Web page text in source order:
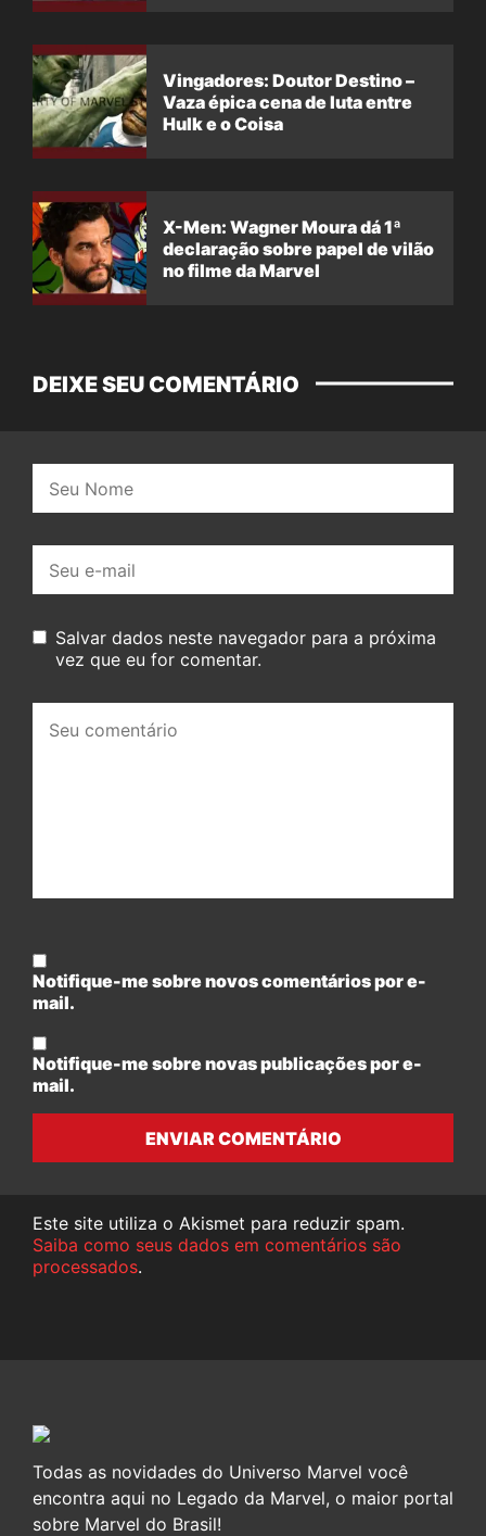
Vingadores: Doutor Destino –
Vaza épica cena de luta entre
Hulk e o Coisa
X-Men: Wagner Moura dá 1ª
declaração sobre papel de vilão
no filme da Marvel
DEIXE SEU COMENTÁRIO
mail:
Salvar dados neste navegador para a próxima
vez que eu for comentar.
comentário:
Notifique-me sobre novos comentários por e-
mail.
Notifique-me sobre novas publicações por e-
mail.
ENVIAR COMENTÁRIO
Este site utiliza o Akismet para reduzir spam.
Saiba como seus dados em comentários são
processados.
Todas as novidades do Universo Marvel você
encontra aqui no Legado da Marvel, o maior portal
sobre Marvel do Brasil!